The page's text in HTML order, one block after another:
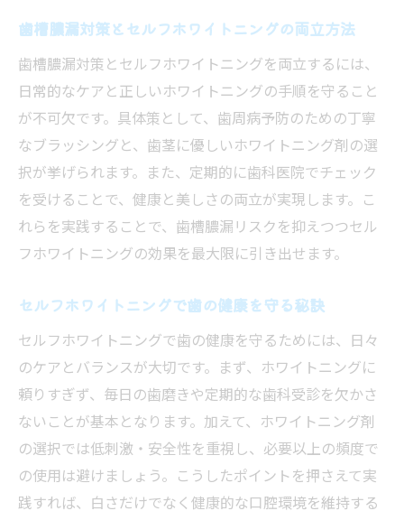
セルフホワイトニング 名古屋で美しい歯を
歯槽膿漏対策とセルフホワイトニングの両立方法
歯槽膿漏対策とセルフホワイトニングを両立するには、
日常的なケアと正しいホワイトニングの手順を守ること
が不可欠です。具体策として、歯周病予防のための丁寧
なブラッシングと、歯茎に優しいホワイトニング剤の選
択が挙げられます。また、定期的に歯科医院でチェック
を受けることで、健康と美しさの両立が実現します。こ
れらを実践することで、歯槽膿漏リスクを抑えつつセル
フホワイトニングの効果を最大限に引き出せます。
セルフホワイトニングで歯の健康を守る秘訣
セルフホワイトニングで歯の健康を守るためには、日々
のケアとバランスが大切です。まず、ホワイトニングに
頼りすぎず、毎日の歯磨きや定期的な歯科受診を欠かさ
ないことが基本となります。加えて、ホワイトニング剤
の選択では低刺激・安全性を重視し、必要以上の頻度で
の使用は避けましょう。こうしたポイントを押さえて実
践すれば、白さだけでなく健康的な口腔環境を維持する